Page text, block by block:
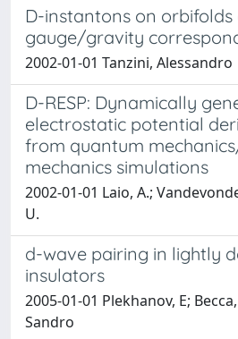
D-instantons on orbifolds
gauge/gravity
2002-01-01 Tanzini, Alessandro
D-RESP: Dynamically
electrostatic potential
from quantum
mechanics simulations
2002-01-01 Laio, A.;
U.
d-wave pairing in lightly
insulators
2005-01-01 Plekhanov, E;
Sandro